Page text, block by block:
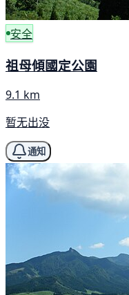
安全
祖母傾國定公園
9.1 km
暂无出没
通知